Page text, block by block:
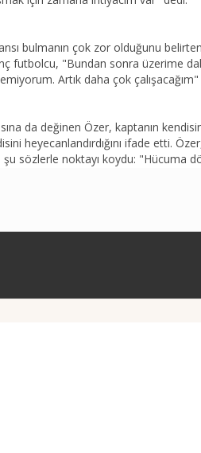
bulmanın çok zor olduğunu
futbolcu, "Bundan sonra üzerime
Artık daha çok
da değinen Özer, kaptanın
heyecanlandırdığını ifade etti.
sözlerle noktayı koydu: "Hücuma